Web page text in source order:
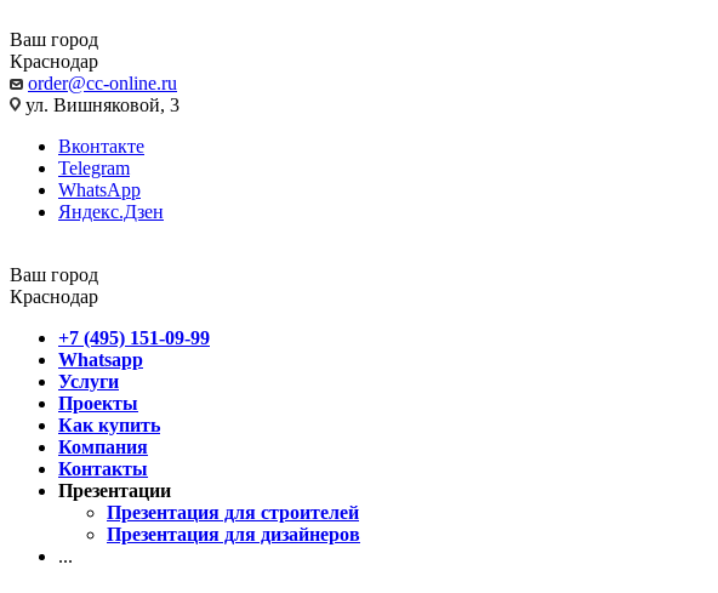
Ваш город
Краснодар
order@cc-online.ru
ул. Вишняковой, 3
Вконтакте
Telegram
WhatsApp
Яндекс.Дзен
Ваш город
Краснодар
+7 (495) 151-09-99
Whatsapp
Услуги
Проекты
Как купить
Компания
Контакты
Презентации
Презентация для строителей
Презентация для дизайнеров
...